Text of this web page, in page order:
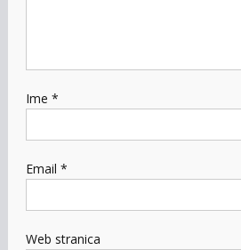
Ime *
Email *
Web stranica